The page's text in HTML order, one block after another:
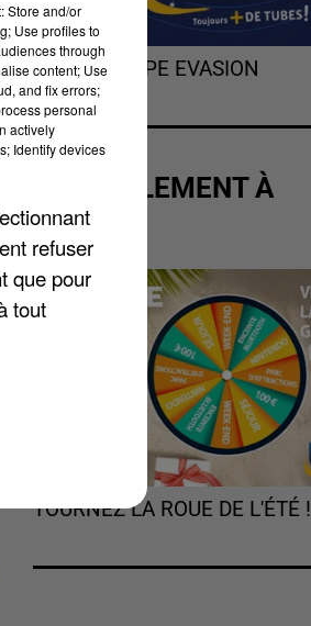
L'HOROSCOPE EVASION
ACTUELLEMENT À
GAGNER
TOURNEZ LA ROUE DE L'ÉTÉ !
Store and/or
Use profiles to
through
content; Use
and fix errors;
personal
actively
Identify devices
refuser
que pour
tout